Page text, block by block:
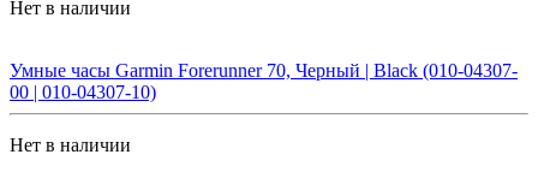
Нет в наличии
Умные часы Garmin Forerunner 70, Черный | Black (010-04307-
00 | 010-04307-10)
Нет в наличии